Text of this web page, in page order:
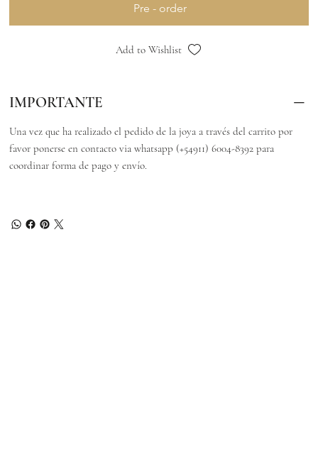
Pre - order
Add to Wishlist
IMPORTANTE
Una vez que ha realizado el pedido de la joya a través del carrito por
favor ponerse en contacto via whatsapp (+54911) 6004-8392 para
coordinar forma de pago y envío.